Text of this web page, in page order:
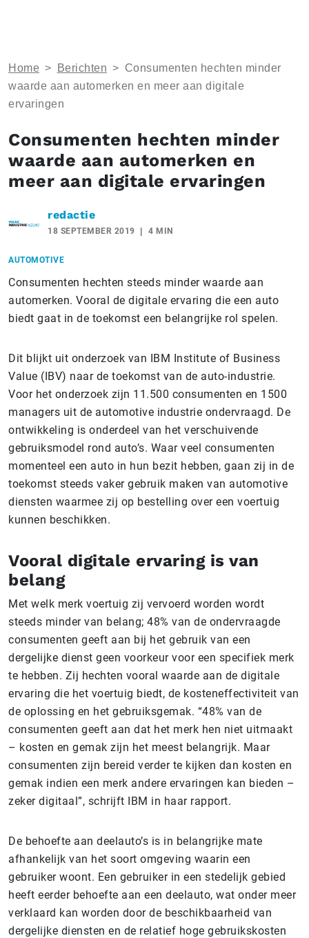
Home > Berichten > Consumenten hechten minder
waarde aan automerken en meer aan digitale
ervaringen
Consumenten hechten minder
waarde aan automerken en
meer aan digitale ervaringen
redactie
18 SEPTEMBER 2019 4 MIN
AUTOMOTIVE
Consumenten hechten steeds minder waarde aan
automerken. Vooral de digitale ervaring die een auto
biedt gaat in de toekomst een belangrijke rol spelen.
Dit blijkt uit onderzoek van IBM Institute of Business
Value (IBV) naar de toekomst van de auto-industrie.
Voor het onderzoek zijn 11.500 consumenten en 1500
managers uit de automotive industrie ondervraagd. De
ontwikkeling is onderdeel van het verschuivende
gebruiksmodel rond auto’s. Waar veel consumenten
momenteel een auto in hun bezit hebben, gaan zij in de
toekomst steeds vaker gebruik maken van automotive
diensten waarmee zij op bestelling over een voertuig
kunnen beschikken.
Vooral digitale ervaring is van
belang
Met welk merk voertuig zij vervoerd worden wordt
steeds minder van belang; 48% van de ondervraagde
consumenten geeft aan bij het gebruik van een
dergelijke dienst geen voorkeur voor een specifiek merk
te hebben. Zij hechten vooral waarde aan de digitale
ervaring die het voertuig biedt, de kosteneffectiviteit van
de oplossing en het gebruiksgemak. “48% van de
consumenten geeft aan dat het merk hen niet uitmaakt
– kosten en gemak zijn het meest belangrijk. Maar
consumenten zijn bereid verder te kijken dan kosten en
gemak indien een merk andere ervaringen kan bieden –
zeker digitaal”, schrijft IBM in haar rapport.
De behoefte aan deelauto’s is in belangrijke mate
afhankelijk van het soort omgeving waarin een
gebruiker woont. Een gebruiker in een stedelijk gebied
heeft eerder behoefte aan een deelauto, wat onder meer
verklaard kan worden door de beschikbaarheid van
dergelijke diensten en de relatief hoge gebruikskosten